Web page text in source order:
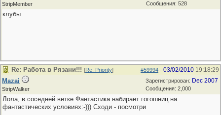
Сообщения: 528
StripMember
клубы
#59994 - 03/02/2010 19:18:29
Re: Работа в Рязани!!! [Re: Priority]
Зарегистрирован: Dec 2007
Сообщения: 2,000
Mazai
StripWalker
Лола, в соседней ветке Фантастика набирает гогошниц на
фантастических условиях:-))) Сходи - посмотри